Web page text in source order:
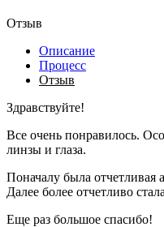
Отзыв
Описание
Процесс
Отзыв
Здравствуйте!
Все очень понравилось.
линзы и глаза.
Поначалу была отчетливая
Далее более отчетливо
Еще раз большое спасибо!